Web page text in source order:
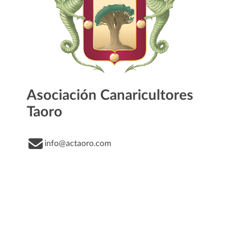
Asociación Canaricultores
Taoro
info@actaoro.com